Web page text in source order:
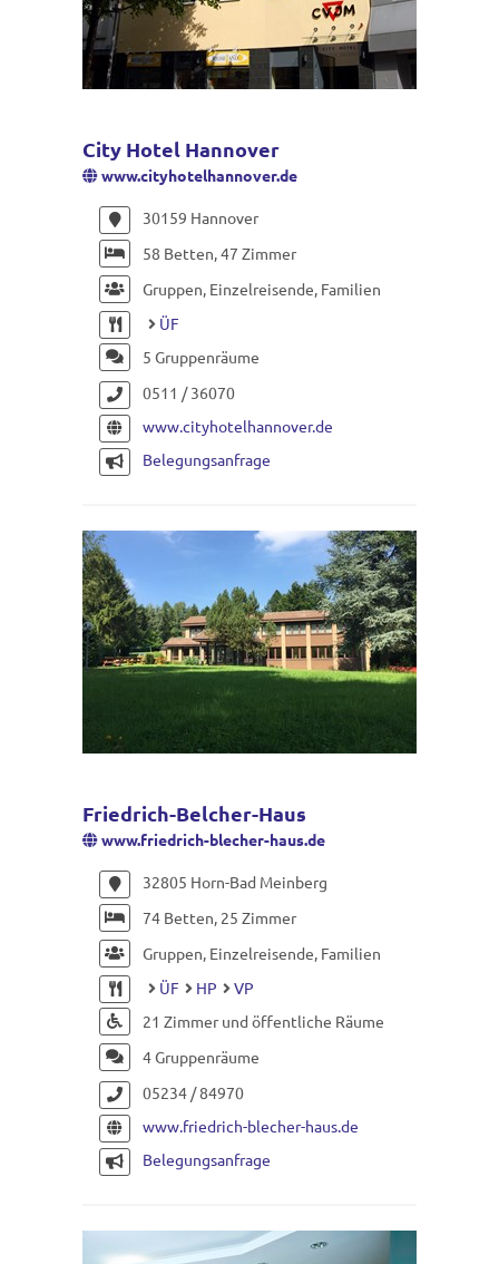
City Hotel Hannover
www.cityhotelhannover.de
30159 Hannover
58 Betten, 47 Zimmer
Gruppen, Einzelreisende, Familien
ÜF
5 Gruppenräume
0511 / 36070
www.cityhotelhannover.de
Belegungsanfrage
Friedrich-Belcher-Haus
www.friedrich-blecher-haus.de
32805 Horn-Bad Meinberg
74 Betten, 25 Zimmer
Gruppen, Einzelreisende, Familien
ÜF
HP
VP
21 Zimmer und öffentliche Räume
4 Gruppenräume
05234 / 84970
www.friedrich-blecher-haus.de
Belegungsanfrage